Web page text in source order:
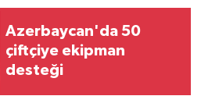
Azerbaycan'da 50
çiftçiye ekipman
desteği